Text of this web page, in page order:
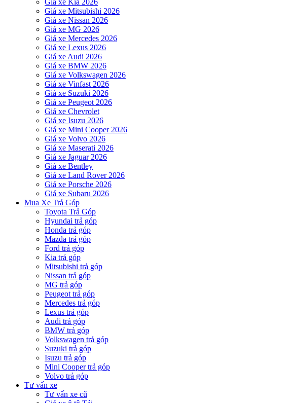
Giá xe Kia 2026
Giá xe Mitsubishi 2026
Giá xe Nissan 2026
Giá xe MG 2026
Giá xe Mercedes 2026
Giá xe Lexus 2026
Giá xe Audi 2026
Giá xe BMW 2026
Giá xe Volkswagen 2026
Giá xe Vinfast 2026
Giá xe Suzuki 2026
Giá xe Peugeot 2026
Giá xe Chevrolet
Giá xe Isuzu 2026
Giá xe Mini Cooper 2026
Giá xe Volvo 2026
Giá xe Maserati 2026
Giá xe Jaguar 2026
Giá xe Bentley
Giá xe Land Rover 2026
Giá xe Porsche 2026
Giá xe Subaru 2026
Mua Xe Trả Góp
Toyota Trả Góp
Hyundai trả góp
Honda trả góp
Mazda trả góp
Ford trả góp
Kia trả góp
Mitsubishi trả góp
Nissan trả góp
MG trả góp
Peugeot trả góp
Mercedes trả góp
Lexus trả góp
Audi trả góp
BMW trả góp
Volkswagen trả góp
Suzuki trả góp
Isuzu trả góp
Mini Cooper trả góp
Volvo trả góp
Tư vấn xe
Tư vấn xe cũ